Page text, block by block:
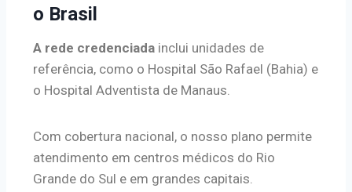
o Brasil
A rede credenciada inclui unidades de
referência, como o Hospital São Rafael (Bahia) e
o Hospital Adventista de Manaus.
Com cobertura nacional, o nosso plano permite
atendimento em centros médicos do Rio
Grande do Sul e em grandes capitais.